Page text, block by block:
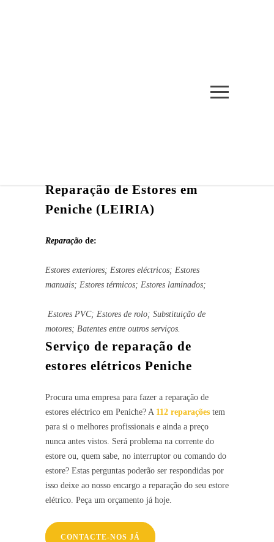
Reparação de Estores em
Peniche (LEIRIA)
Reparação de:
Estores exteriores; Estores eléctricos; Estores
manuais; Estores térmicos; Estores laminados;
Estores PVC; Estores de rolo; Substituição de
motores; Batentes entre outros serviços.
Serviço de reparação de
estores elétricos Peniche
Procura uma empresa para fazer a reparação de
estores eléctrico em Peniche? A 112 reparações tem
para si o melhores profissionais e ainda a preço
nunca antes vistos. Será problema na corrente do
estore ou, quem sabe, no interruptor ou comando do
estore? Estas perguntas poderão ser respondidas por
isso deixe ao nosso encargo a reparação do seu estore
elétrico. Peça um orçamento já hoje.
CONTACTE-NOS JÁ